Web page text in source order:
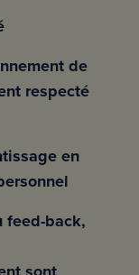
de
respecté
en
feed-back,